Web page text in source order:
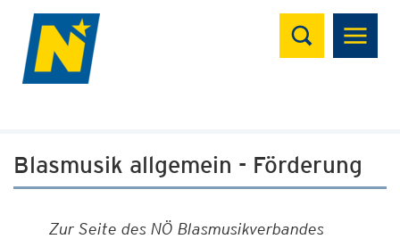
Suchen
Blasmusik allgemein - Förderung
Zur Seite des NÖ Blasmusikverbandes